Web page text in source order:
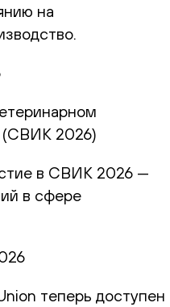
на
(СВИК 2026)
в СВИК 2026 —
в сфере
теперь доступен